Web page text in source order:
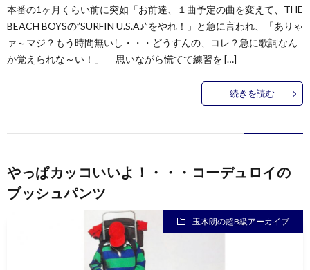
本番の1ヶ月くらい前に突如「お前達、１曲予定の曲を変えて、THE
BEACH BOYSの”SURFIN U.S.A♪”をやれ！」と急に言われ、「ありゃ
ァ～マジ？もう時間無いし・・・どうすんの、コレ？急に歌詞なん
か覚えられな～い！」 思いながら慌てて練習を […]
続きを読む
やっぱカッコいいよ！・・・コーデュロイの
ブッシュパンツ
玉木朗の超B級アーカイブ